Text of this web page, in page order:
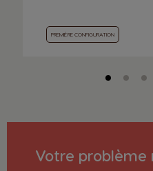
PREMIÈRE CONFIGURATION
Votre problème